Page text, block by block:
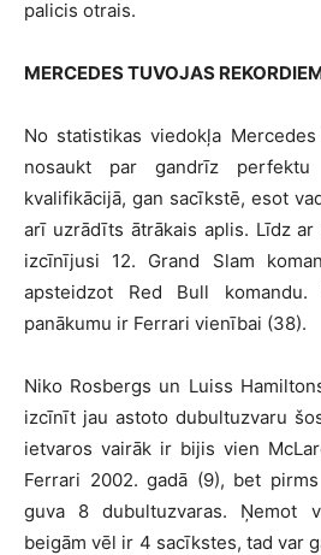
palicis otrais.
MERCEDES TUVOJAS
No statistikas viedokļa
nosaukt par gandrīz
kvalifikācijā, gan sacīkstē, esot
arī uzrādīts ātrākais aplis. Līdz
izcīnījusi 12. Grand Slam
apsteidzot Red Bull komandu.
panākumu ir Ferrari vienībai (38).
Niko Rosbergs un Luiss
izcīnīt jau astoto dubultuzvaru
ietvaros vairāk ir bijis vien
Ferrari 2002. gadā (9), bet
guva 8 dubultuzvaras. Ņemot
beigām vēl ir 4 sacīkstes, tad var